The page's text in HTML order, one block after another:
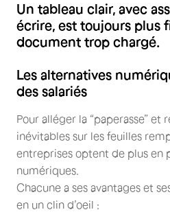
Un tableau clair, avec
écrire, est toujours plus
document trop chargé.
Les alternatives
des salariés
Pour alléger la “paperasse” et
inévitables sur les feuilles
entreprises optent de plus en
numériques.
Chacune a ses avantages et
en un clin d’oeil :